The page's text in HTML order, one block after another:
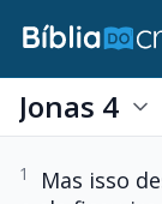
Jonas 4
1
Mas isso